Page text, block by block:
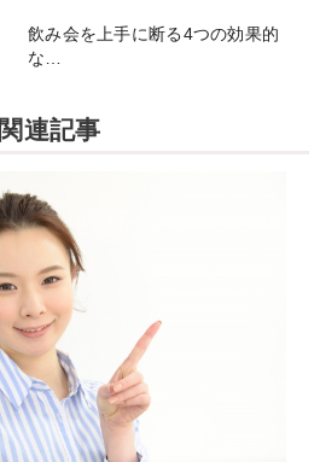
飲み会を上手に断る4つの効果的
な…
関連記事